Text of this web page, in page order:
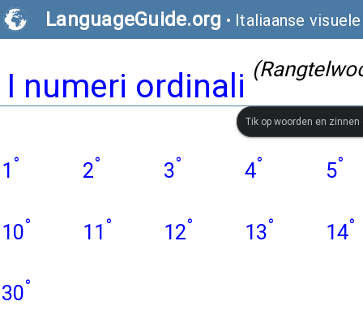
LanguageGuide.org • Italiaanse
I numeri ordinali
Tik op woorden en
1 ° 2° 3° 4° 5°
10° 11 ° 12° 13° 14°
30°